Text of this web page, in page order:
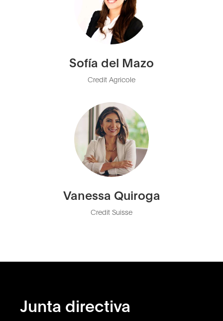
Sofía del Mazo
Credit Agricole
Vanessa Quiroga
Credit Suisse
Junta directiva